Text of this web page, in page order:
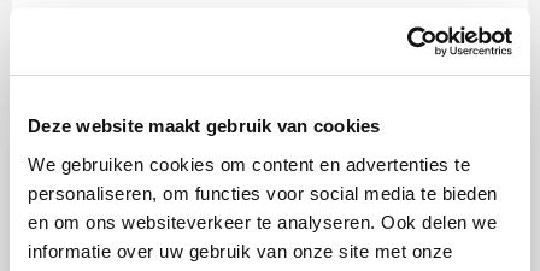
Deze website maakt gebruik van cookies
We gebruiken cookies om content en advertenties te
personaliseren, om functies voor social media te bieden
en om ons websiteverkeer te analyseren. Ook delen we
informatie over uw gebruik van onze site met onze